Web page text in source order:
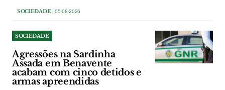
SOCIEDADE| 05-08-2026
SOCIEDADE
Agressões na Sardinha
Assada em Benavente
acabam com cinco detidos e
armas apreendidas